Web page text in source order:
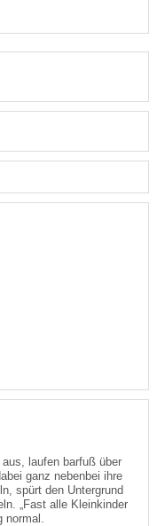
laufen barfuß über
ganz nebenbei ihre
spürt den Untergrund
„Fast alle Kleinkinder